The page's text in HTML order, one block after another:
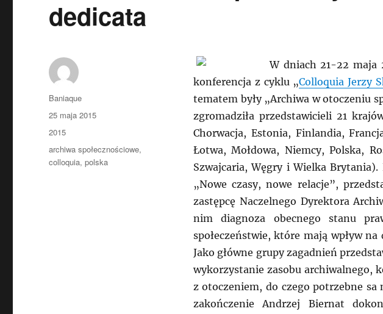
dedicata
W dniach 21-22 maja
konferencja z cyklu „Colloquia Jerzy
tematem były „Archiwa w otoczeniu
zgromadziła przedstawicieli 21
Chorwacja, Estonia, Finlandia,
Łotwa, Mołdowa, Niemcy, Polska,
Szwajcaria, Węgry i Wielka
„Nowe czasy, nowe relacje”,
zastępcę Naczelnego Dyrektora
nim diagnoza obecnego stanu
społeczeństwie, które mają wpływ
Jako główne grupy zagadnień
wykorzystanie zasobu archiwalnego,
z otoczeniem, do czego potrzebne
zakończenie Andrzej Biernat
Autor
Baniaque
Data
publikacji
25 maja 2015
Kategorie
2015
Tagi
archiwa społecznościowe,
colloquia,polska